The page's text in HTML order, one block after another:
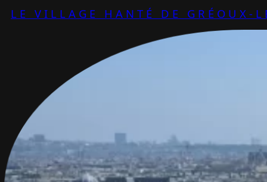
LE VILLAGE HANTÉ DE GRÉOUX-